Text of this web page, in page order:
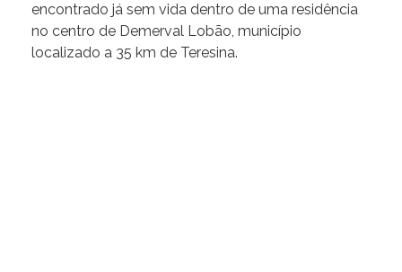
encontrado já sem vida dentro de uma residência
no centro de Demerval Lobão, município
localizado a 35 km de Teresina.